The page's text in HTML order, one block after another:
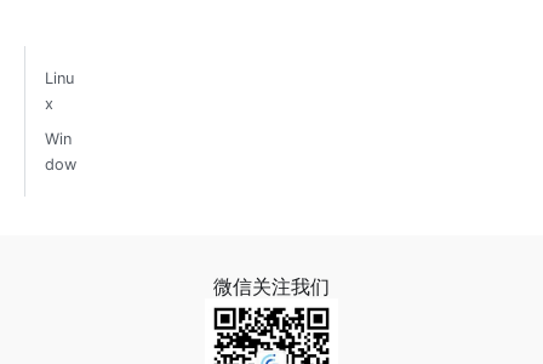
Linu
x
Win
dow
微信关注我们